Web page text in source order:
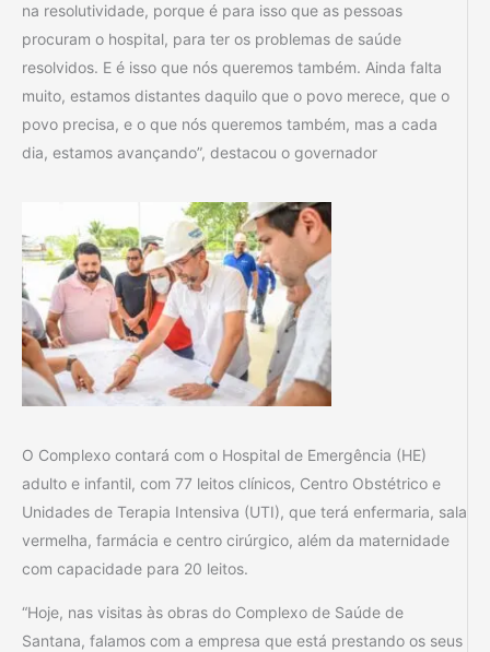
na resolutividade, porque é para isso que as pessoas
procuram o hospital, para ter os problemas de saúde
resolvidos. E é isso que nós queremos também. Ainda falta
muito, estamos distantes daquilo que o povo merece, que o
povo precisa, e o que nós queremos também, mas a cada
dia, estamos avançando”, destacou o governador
O Complexo contará com o Hospital de Emergência (HE)
adulto e infantil, com 77 leitos clínicos, Centro Obstétrico e
Unidades de Terapia Intensiva (UTI), que terá enfermaria, sala
vermelha, farmácia e centro cirúrgico, além da maternidade
com capacidade para 20 leitos.
“Hoje, nas visitas às obras do Complexo de Saúde de
Santana, falamos com a empresa que está prestando os seus